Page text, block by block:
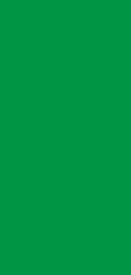
। शनिवार रुकुम
आयोजनास्थलका
सरकारले मात्र